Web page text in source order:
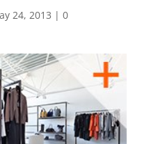
24, 2013 | 0